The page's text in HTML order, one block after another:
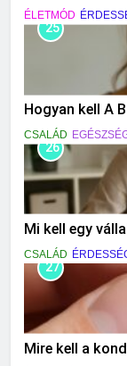
ÉLETMÓD
25
Hogyan kell A
CSALÁD
26
Mi kell egy
CSALÁD
27
Mire kell a